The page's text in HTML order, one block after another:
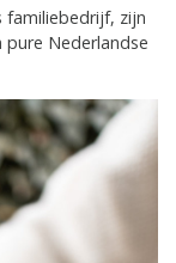
familiebedrijf, zijn
Nederlandse